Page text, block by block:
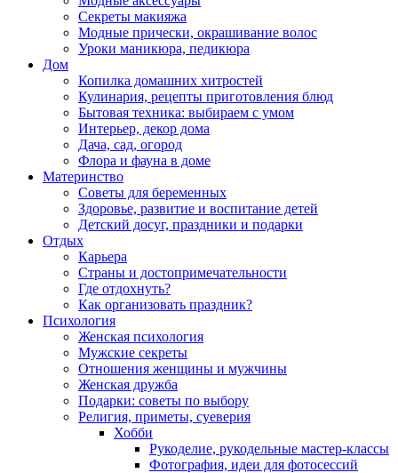
Секреты макияжа
Модные прически, окрашивание волос
Уроки маникюра, педикюра
Дом
Копилка домашних хитростей
Кулинария, рецепты приготовления блюд
Бытовая техника: выбираем с умом
Интерьер, декор дома
Дача, сад, огород
Флора и фауна в доме
Материнство
Советы для беременных
Здоровье, развитие и воспитание детей
Детский досуг, праздники и подарки
Отдых
Карьера
Страны и достопримечательности
Где отдохнуть?
Как организовать праздник?
Психология
Женская психология
Мужские секреты
Отношения женщины и мужчины
Женская дружба
Подарки: советы по выбору
Религия, приметы, суеверия
Хобби
Рукоделие, рукодельные мастер-классы
Фотография, идеи для фотосессий